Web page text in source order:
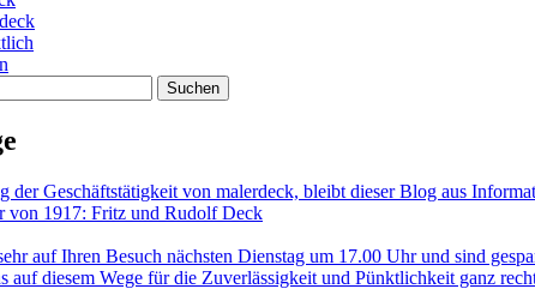
der Geschäftstätigkeit von malerdeck, bleibt dieser Blog aus
von 1917: Fritz und Rudolf Deck
auf Ihren Besuch nächsten Dienstag um 17.00 Uhr und sind
auf diesem Wege für die Zuverlässigkeit und Pünktlichkeit ganz